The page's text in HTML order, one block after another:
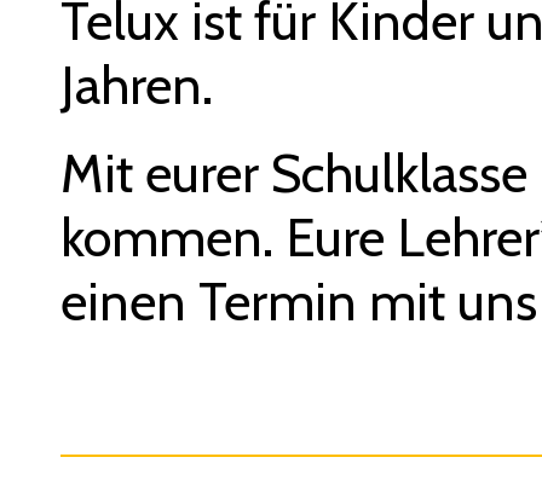
Telux ist für Kinder
Jahren.
Mit eurer
kommen. Eure
einen Termin mit